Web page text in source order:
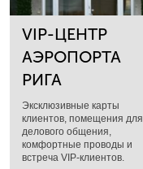
VIP-ЦЕНТР
АЭРОПОРТА
РИГА
Эксклюзивные карты
клиентов, помещения для
делового общения,
комфортные проводы и
встреча VIP-клиентов.